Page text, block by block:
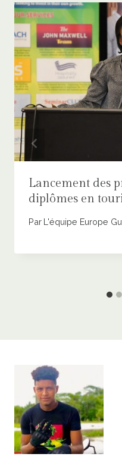
Lancement des
diplômes en
Par L'équipe Europe